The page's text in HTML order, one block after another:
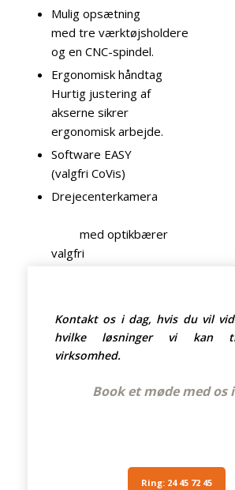
Mulig opsætning
med tre værktøjsholdere
og en CNC-spindel.
Ergonomisk håndtag
Hurtig justering af
akserne sikrer
ergonomisk arbejde.
Software EASY
(valgfri CoVis)
Drejecenterkamera
med optikbærer
valgfri
Kontakt os i dag, hvis du vil
hvilke løsninger vi kan
virksomhed.
Book et møde med os
Ring: 24 45 72 45​